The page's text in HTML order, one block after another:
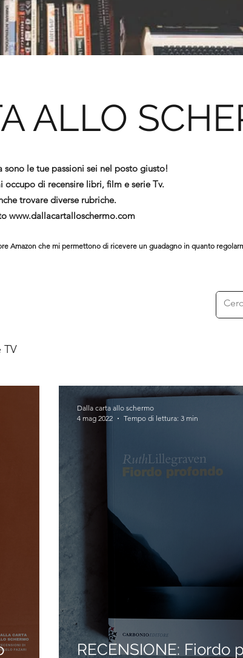
ALLO
sono le tue passioni sei nel posto giusto!
occupo di recensire libri, film e serie Tv.
trovare diverse rubriche.
www.dallacartalloschermo.com
Amazon che mi permettono di ricevere un guadagno in quanto
TV
RECENSIONE: Fiordo
Dalla carta allo schermo
4 mag 2022
Tempo di lettura: 3 min